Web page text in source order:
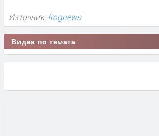
Източник:frognews
Видеа по темата